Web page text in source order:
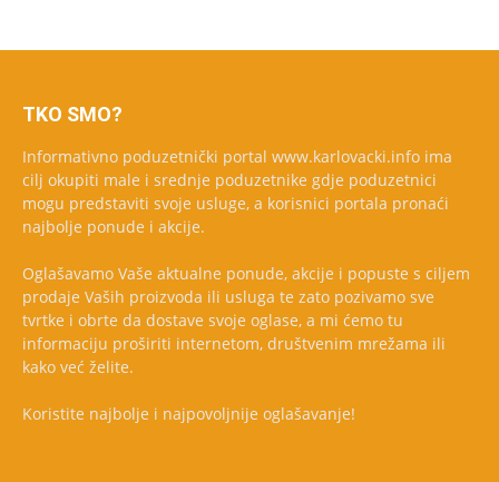
TKO SMO?
Informativno poduzetnički portal www.karlovacki.info ima
cilj okupiti male i srednje poduzetnike gdje poduzetnici
mogu predstaviti svoje usluge, a korisnici portala pronaći
najbolje ponude i akcije.
Oglašavamo Vaše aktualne ponude, akcije i popuste s ciljem
prodaje Vaših proizvoda ili usluga te zato pozivamo sve
tvrtke i obrte da dostave svoje oglase, a mi ćemo tu
informaciju proširiti internetom, društvenim mrežama ili
kako već želite.
Koristite najbolje i najpovoljnije oglašavanje!